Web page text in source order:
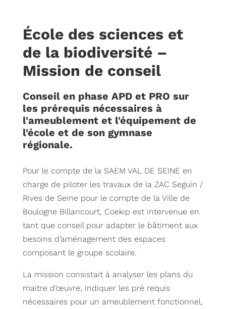
École des sciences et
de la biodiversité –
Mission de conseil
Conseil en phase APD et PRO sur
les prérequis nécessaires à
l'ameublement et l'équipement de
l'école et de son gymnase
régionale.
Pour le compte de la SAEM VAL DE SEINE en
charge de piloter les travaux de la ZAC Seguin /
Rives de Seine pour le compte de la Ville de
Boulogne Billancourt, Coekip est intervenue en
tant que conseil pour adapter le bâtiment aux
besoins d’aménagement des espaces
composant le groupe scolaire.
La mission consistait à analyser les plans du
maitre d’œuvre, indiquer les pré requis
nécessaires pour un ameublement fonctionnel,